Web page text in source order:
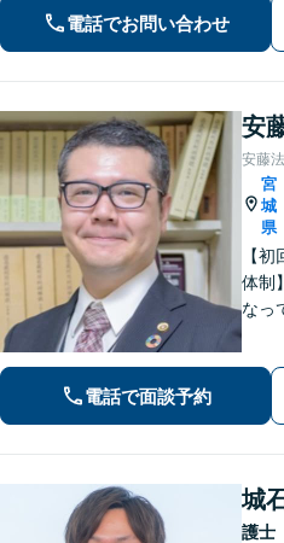
応
通
電話でお問い合わせ
安
安藤
宮
城
県
【
体制
なっ
ー
実
電話で面談予約
城
護士